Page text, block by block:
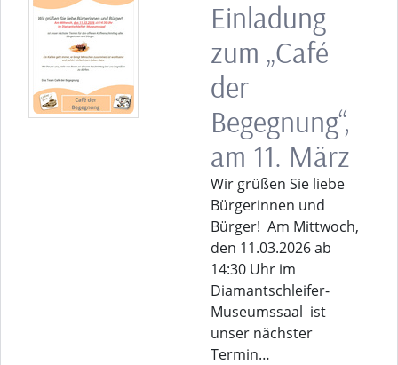
Einladung
zum „Café
der
Begegnung“,
am 11. März
Wir grüßen Sie liebe
Bürgerinnen und
Bürger! Am Mittwoch,
den 11.03.2026 ab
14:30 Uhr im
Diamantschleifer-
Museumssaal ist
unser nächster
Termin…